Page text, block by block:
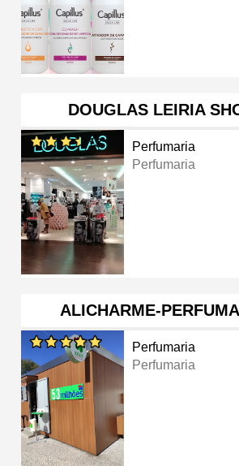
DOUGLAS LEIRIA
Perfumaria
Perfumaria
ALICHARME-
Perfumaria
Perfumaria